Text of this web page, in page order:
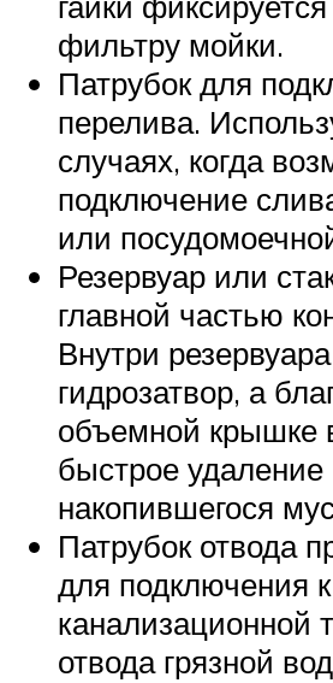
фильтру мойки.
Патрубок для
перелива.
случаях, когда
подключение
или
Резервуар или
главной частью
Внутри
гидрозатвор, а
объемной крышке
быстрое удаление
накопившегося
Патрубок отвода
для подключения к
канализационной
отвода грязной